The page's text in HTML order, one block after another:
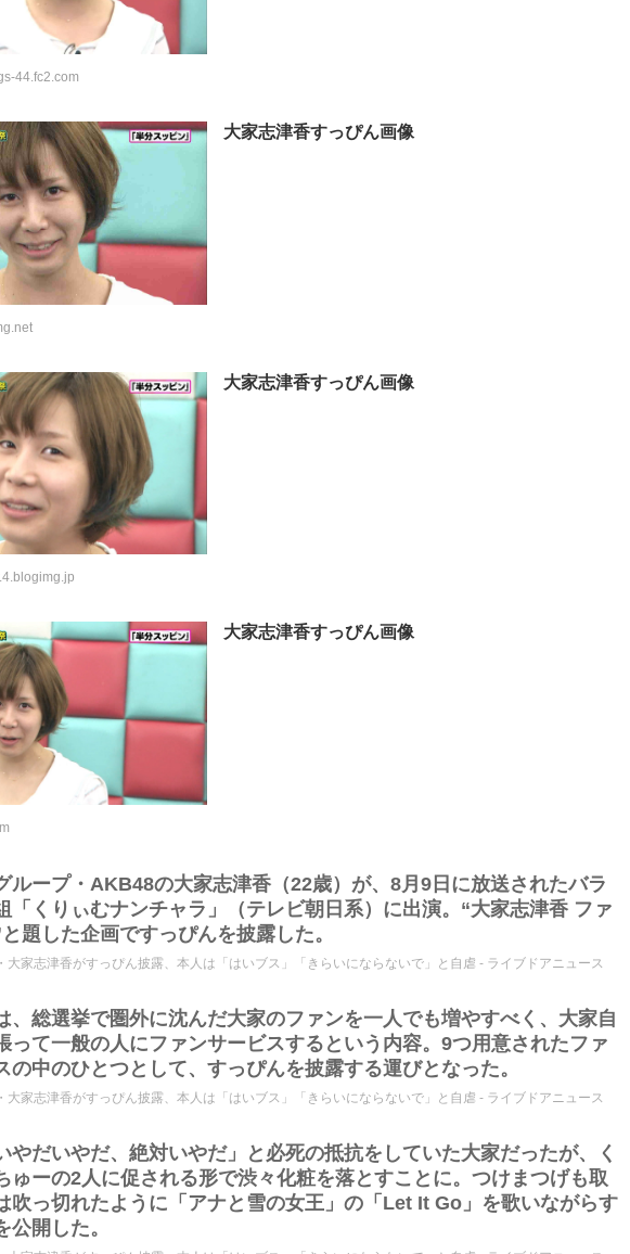
44.fc2.com
大家志津香すっぴん画像
大家志津香すっぴん画像
大家志津香すっぴん画像
ループ・AKB48の大家志津香（22歳）が、8月9日に放送されたバラ
「くりぃむナンチャラ」（テレビ朝日系）に出演。“大家志津香 ファ
題した企画ですっぴんを披露した。
大家志津香がすっぴん披露、本人は「はいブス」「きらいにならないで」と自虐 - ライブドアニュース
、総選挙で圏外に沈んだ大家のファンを一人でも増やすべく、大家自
って一般の人にファンサービスするという内容。9つ用意されたファ
の中のひとつとして、すっぴんを披露する運びとなった。
大家志津香がすっぴん披露、本人は「はいブス」「きらいにならないで」と自虐 - ライブドアニュース
やだいやだ、絶対いやだ」と必死の抵抗をしていた大家だったが、く
ゅーの2人に促される形で渋々化粧を落とすことに。つけまつげも取
吹っ切れたように「アナと雪の女王」の「Let It Go」を歌いながらす
公開した。